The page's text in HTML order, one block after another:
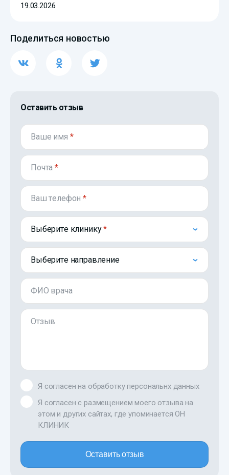
19.03.2026
Поделиться новостью
Оставить отзыв
Ваше имя *
Почта*
Ваш телефон*
Выберите клинику
Выберите направление
ФИО врача
Отзыв
Я согласен на обработку персональнх данных
Я согласен с размещением моего отзыва на
этом и других сайтах, где упоминается ОН
КЛИНИК
Оставить отзыв